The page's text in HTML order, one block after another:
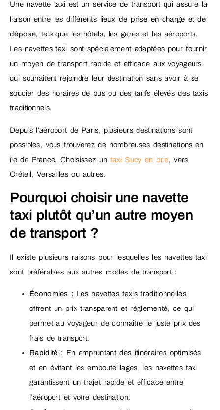
Une navette taxi est un service de transport qui assure la
liaison entre les différents lieux de prise en charge et de
dépose, tels que les hôtels, les gares et les aéroports.
Les navettes taxi sont spécialement adaptées pour fournir
un moyen de transport rapide et efficace aux voyageurs
qui souhaitent rejoindre leur destination sans avoir à se
soucier des horaires de bus ou des tarifs élevés des taxis
traditionnels.
Depuis l’aéroport de Paris, plusieurs destinations sont
possibles, vous trouverez de nombreuses destinations en
île de France. Choisissez un taxi Sucy en brie, vers
Créteil, Versailles ou autres.
Pourquoi choisir une navette
taxi plutôt qu’un autre moyen
de transport ?
Il existe plusieurs raisons pour lesquelles les navettes taxi
sont préférables aux autres modes de transport :
Économies : Les navettes taxis traditionnelles
offrent un prix transparent et réglementé, ce qui
permet au voyageur de connaître le juste prix des
frais de transport.
Rapidité : En empruntant des itinéraires optimisés
et en évitant les embouteillages, les navettes taxi
garantissent un trajet rapide et efficace entre
l’aéroport et votre destination.